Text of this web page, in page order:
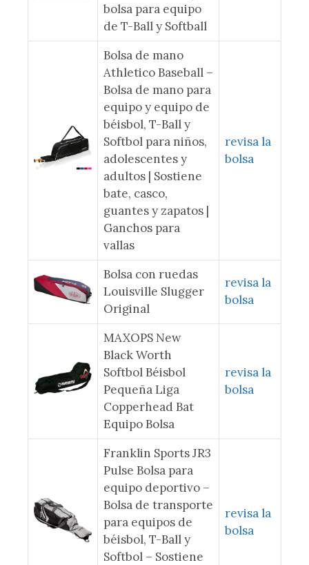
bolsa para equipo
de T-Ball y Softball
Bolsa de mano
Athletico Baseball –
Bolsa de mano para
equipo y equipo de
béisbol, T-Ball y
Softbol para niños,
adolescentes y
adultos | Sostiene
bate, casco,
guantes y zapatos |
Ganchos para
vallas
revisa la
bolsa
Bolsa con ruedas
Louisville Slugger
Original
revisa la
bolsa
MAXOPS New
Black Worth
Softbol Béisbol
Pequeña Liga
Copperhead Bat
Equipo Bolsa
revisa la
bolsa
Franklin Sports JR3
Pulse Bolsa para
equipo deportivo –
Bolsa de transporte
para equipos de
béisbol, T-Ball y
Softbol – Sostiene
revisa la
bolsa